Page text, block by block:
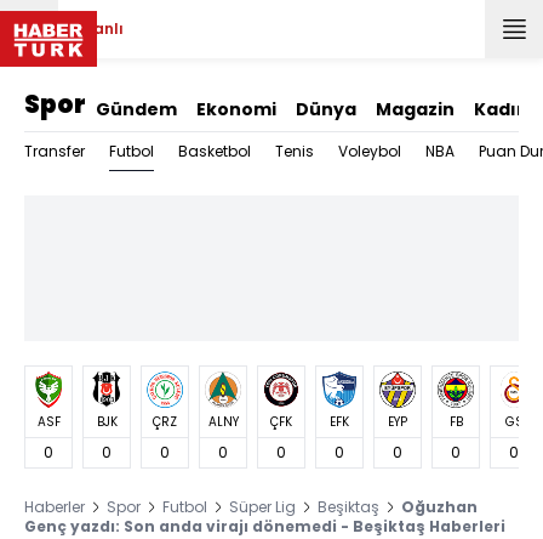
Canlı
Spor Gündem Ekonomi Dünya Magazin Kadın
Transfer Futbol Basketbol Tenis Voleybol NBA Puan
ASF
0
BJK
0
ÇRZ
0
ALNY
0
ÇFK
0
EFK
0
EYP
0
FB
0
GS
0
Haberler Spor Futbol Süper Lig Beşiktaş
Oğuzhan
Genç yazdı: Son anda virajı dönemedi - Beşiktaş Haberleri